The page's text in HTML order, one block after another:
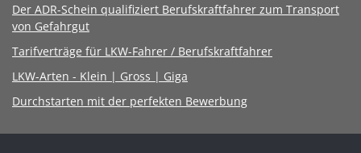
Der ADR-Schein qualifiziert Berufskraftfahrer zum Transport
von Gefahrgut
Tarifverträge für LKW-Fahrer / Berufskraftfahrer
LKW-Arten - Klein | Gross | Giga
Durchstarten mit der perfekten Bewerbung